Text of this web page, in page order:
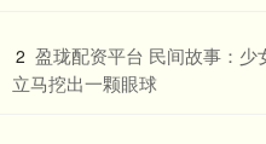
2 盈珑配资平台 民间故事：少
立马挖出一颗眼球